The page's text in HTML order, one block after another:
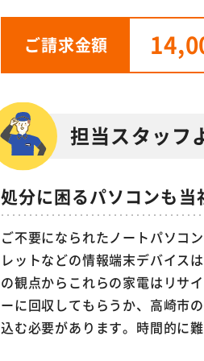
ご請求金額
担当スタッフ
処分に困るパソコンも
ご不要になられたノートパソコ
レットなどの情報端末デバイス
の観点からこれらの家電はリサ
ーに回収してもらうか、高崎市
込む必要があります。時間的に